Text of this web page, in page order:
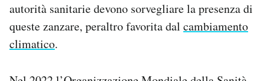
autorità sanitarie devono sorvegliare la presenza di
queste zanzare, peraltro favorita dal cambiamento
climatico.